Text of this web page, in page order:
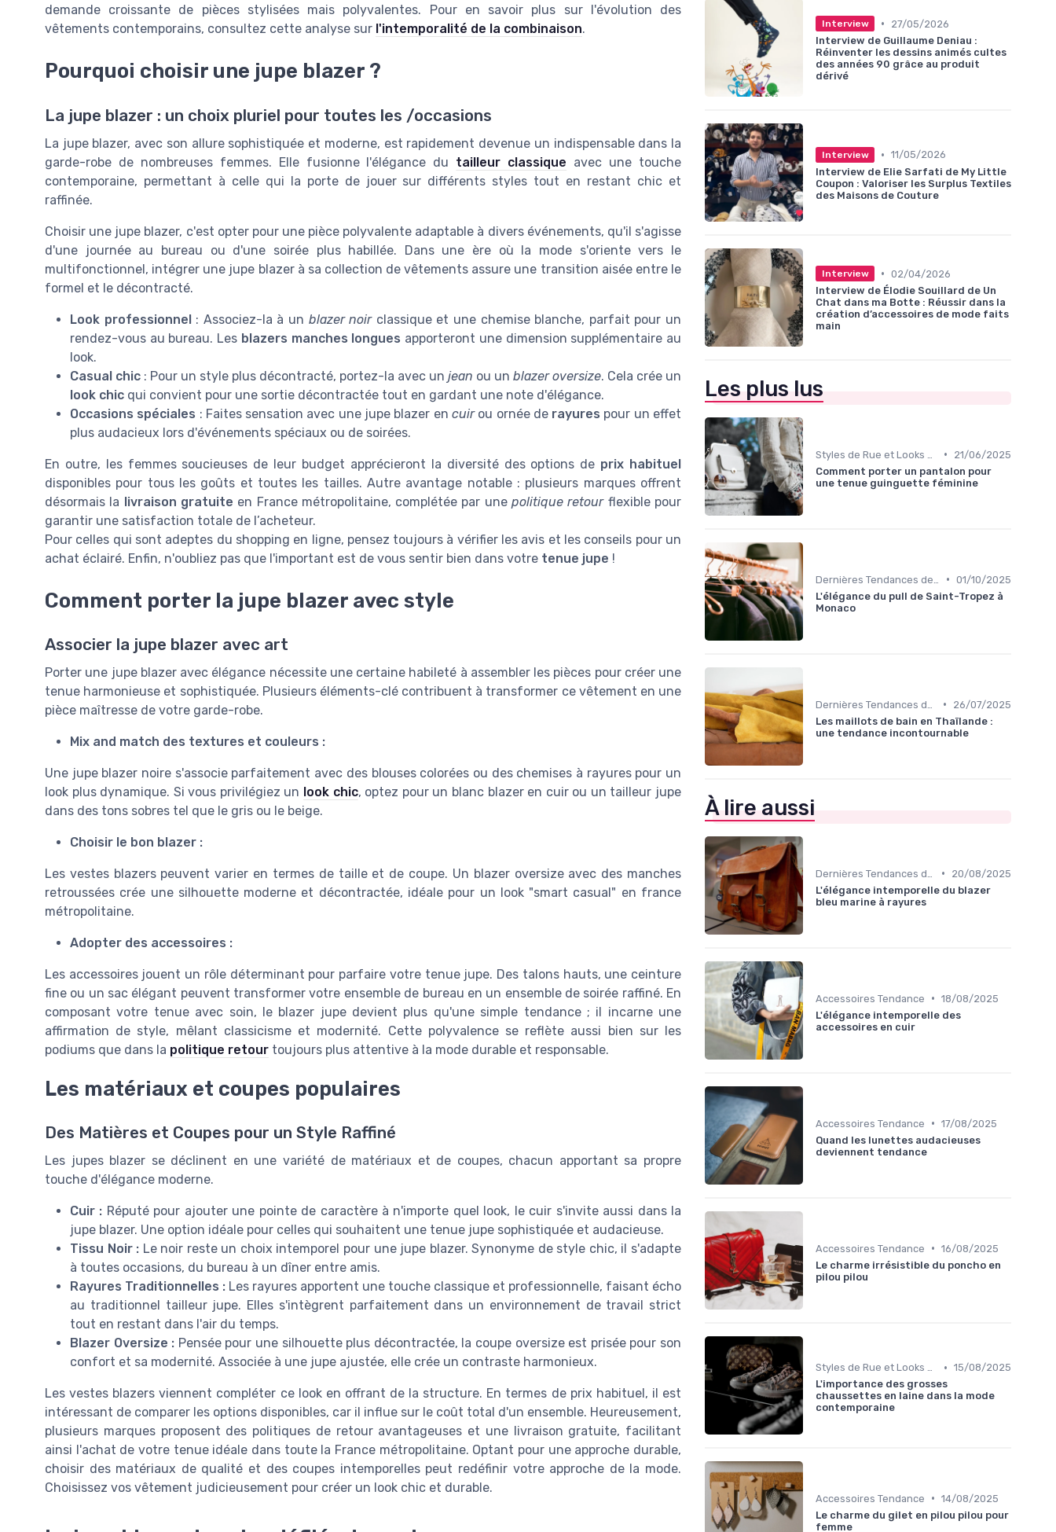
demande croissante de pièces stylisées mais polyvalentes. Pour en savoir plus sur l'évolution des
vêtements contemporains, consultez cette analyse sur l'intemporalité de la combinaison.
Pourquoi choisir une jupe blazer ?
La jupe blazer : un choix pluriel pour toutes les /occasions
La jupe blazer, avec son allure sophistiquée et moderne, est rapidement devenue un indispensable dans la
garde-robe de nombreuses femmes. Elle fusionne l'élégance du tailleur classique avec une touche
contemporaine, permettant à celle qui la porte de jouer sur différents styles tout en restant chic et
raffinée.
Choisir une jupe blazer, c'est opter pour une pièce polyvalente adaptable à divers événements, qu'il s'agisse
d'une journée au bureau ou d'une soirée plus habillée. Dans une ère où la mode s'oriente vers le
multifonctionnel, intégrer une jupe blazer à sa collection de vêtements assure une transition aisée entre le
formel et le décontracté.
Look professionnel: Associez-la à un blazer noirclassique et une chemise blanche, parfait pour un
rendez-vous au bureau. Les blazers manches longues apporteront une dimension supplémentaire au
look.
Casual chic : Pour un style plus décontracté, portez-la avec un jean ou un blazer oversize. Cela crée un
look chic qui convient pour une sortie décontractée tout en gardant une note d'élégance.
Occasions spéciales : Faites sensation avec une jupe blazer en cuirou ornée de rayures pour un effet
plus audacieux lors d'événements spéciaux ou de soirées.
En outre, les femmes soucieuses de leur budget apprécieront la diversité des options de prix habituel
disponibles pour tous les goûts et toutes les tailles. Autre avantage notable : plusieurs marques offrent
désormais la livraison gratuite en France métropolitaine, complétée par unepolitique retourflexible pour
garantir une satisfaction totale de l’acheteur.
Pour celles qui sont adeptes du shopping en ligne, pensez toujours à vérifier les avis et les conseils pour un
achat éclairé. Enfin, n'oubliez pas que l'important est de vous sentir bien dans votre tenue jupe !
Comment porter la jupe blazer avec style
Associer la jupe blazer avec art
Porter une jupe blazer avec élégance nécessite une certaine habileté à assembler les pièces pour créer une
tenue harmonieuse et sophistiquée. Plusieurs éléments-clé contribuent à transformer ce vêtement en une
pièce maîtresse de votre garde-robe.
Mix and match des textures et couleurs :
Une jupe blazer noire s'associe parfaitement avec des blouses colorées ou des chemises à rayures pour un
look plus dynamique. Si vous privilégiez un look chic, optez pour un blanc blazer en cuir ou un tailleur jupe
dans des tons sobres tel que le gris ou le beige.
Choisir le bon blazer :
Les vestes blazers peuvent varier en termes de taille et de coupe. Un blazer oversize avec des manches
retroussées crée une silhouette moderne et décontractée, idéale pour un look "smart casual" en france
métropolitaine.
Adopter des accessoires :
Les accessoires jouent un rôle déterminant pour parfaire votre tenue jupe. Des talons hauts, une ceinture
fine ou un sac élégant peuvent transformer votre ensemble de bureau en un ensemble de soirée raffiné. En
composant votre tenue avec soin, le blazer jupe devient plus qu'une simple tendance ; il incarne une
affirmation de style, mêlant classicisme et modernité. Cette polyvalence se reflète aussi bien sur les
podiums que dans la politique retour toujours plus attentive à la mode durable et responsable.
Les matériaux et coupes populaires
Des Matières et Coupes pour un Style Raffiné
Les jupes blazer se déclinent en une variété de matériaux et de coupes, chacun apportant sa propre
touche d'élégance moderne.
Cuir : Réputé pour ajouter une pointe de caractère à n'importe quel look, le cuir s'invite aussi dans la
jupe blazer. Une option idéale pour celles qui souhaitent une tenue jupe sophistiquée et audacieuse.
Tissu Noir : Le noir reste un choix intemporel pour une jupe blazer. Synonyme de style chic, il s'adapte
à toutes occasions, du bureau à un dîner entre amis.
Rayures Traditionnelles : Les rayures apportent une touche classique et professionnelle, faisant écho
au traditionnel tailleur jupe. Elles s'intègrent parfaitement dans un environnement de travail strict
tout en restant dans l'air du temps.
Blazer Oversize : Pensée pour une silhouette plus décontractée, la coupe oversize est prisée pour son
confort et sa modernité. Associée à une jupe ajustée, elle crée un contraste harmonieux.
Les vestes blazers viennent compléter ce look en offrant de la structure. En termes de prix habituel, il est
intéressant de comparer les options disponibles, car il influe sur le coût total d'un ensemble. Heureusement,
plusieurs marques proposent des politiques de retour avantageuses et une livraison gratuite, facilitant
ainsi l'achat de votre tenue idéale dans toute la France métropolitaine. Optant pour une approche durable,
choisir des matériaux de qualité et des coupes intemporelles peut redéfinir votre approche de la mode.
Choisissez vos vêtement judicieusement pour créer un look chic et durable.
Interview •
27/05/2026
Interview de Guillaume Deniau :
Réinventer les dessins animés cultes
des années 90 grâce au produit
dérivé
Interview • 11/05/2026
Interview de Elie Sarfati de My Little
Coupon : Valoriser les Surplus Textiles
des Maisons de Couture
Interview • 02/04/2026
Interview de Élodie Souillard de Un
Chat dans ma Botte : Réussir dans la
création d’accessoires de mode faits
main
Les plus lus
•
21/06/2025
Comment porter un pantalon pour
une tenue guinguette féminine
• 01/10/2025
L'élégance du pull de Saint-Tropez à
Monaco
•
26/07/2025
Les maillots de bain en Thaïlande :
une tendance incontournable
À lire aussi
•
20/08/2025
L'élégance intemporelle du blazer
bleu marine à rayures
Accessoires Tendance • 18/08/2025
L'élégance intemporelle des
accessoires en cuir
Accessoires Tendance • 17/08/2025
Quand les lunettes audacieuses
deviennent tendance
Accessoires Tendance • 16/08/2025
Le charme irrésistible du poncho en
pilou pilou
Styles de Rue et Looks du Moment • 15/08/2025
L'importance des grosses
chaussettes en laine dans la mode
contemporaine
Accessoires Tendance • 14/08/2025
Le charme du gilet en pilou pilou pour
femme